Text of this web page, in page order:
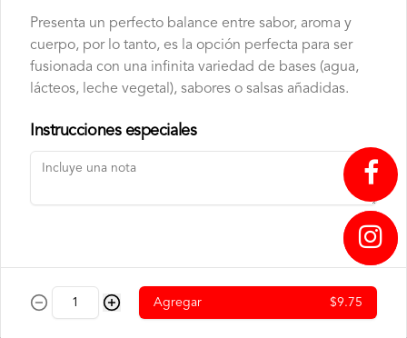
↥
1000GR C.B
CAFE TUESTE CASA
400GR C.B
Panadería
Presenta un perfecto balance entre sabor, aroma y
cuerpo, por lo tanto, es la opción perfecta para ser
fusionada con una infinita variedad de bases (agua,
lácteos, leche vegetal), sabores o salsas añadidas.
Instrucciones especiales
Agregar $9.75